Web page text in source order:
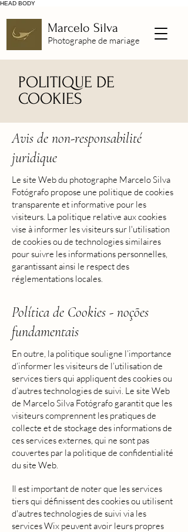
HEAD BODY
Marcelo Silva
Photographe de mariage
POLITIQUE DE
COOKIES
Avis de non-responsabilité
juridique
Le site Web du photographe Marcelo Silva
Fotógrafo propose une politique de cookies
transparente et informative pour les
visiteurs. La politique relative aux cookies
vise à informer les visiteurs sur l'utilisation
de cookies ou de technologies similaires
pour suivre les informations personnelles,
garantissant ainsi le respect des
réglementations locales.
Política de Cookies - noções
fundamentais
En outre, la politique souligne l’importance
d’informer les visiteurs de l’utilisation de
services tiers qui appliquent des cookies ou
d’autres technologies de suivi. Le site Web
de Marcelo Silva Fotógrafo garantit que les
visiteurs comprennent les pratiques de
collecte et de stockage des informations de
ces services externes, qui ne sont pas
couvertes par la politique de confidentialité
du site Web.
Il est important de noter que les services
tiers qui définissent des cookies ou utilisent
d'autres technologies de suivi via les
services Wix peuvent avoir leurs propres